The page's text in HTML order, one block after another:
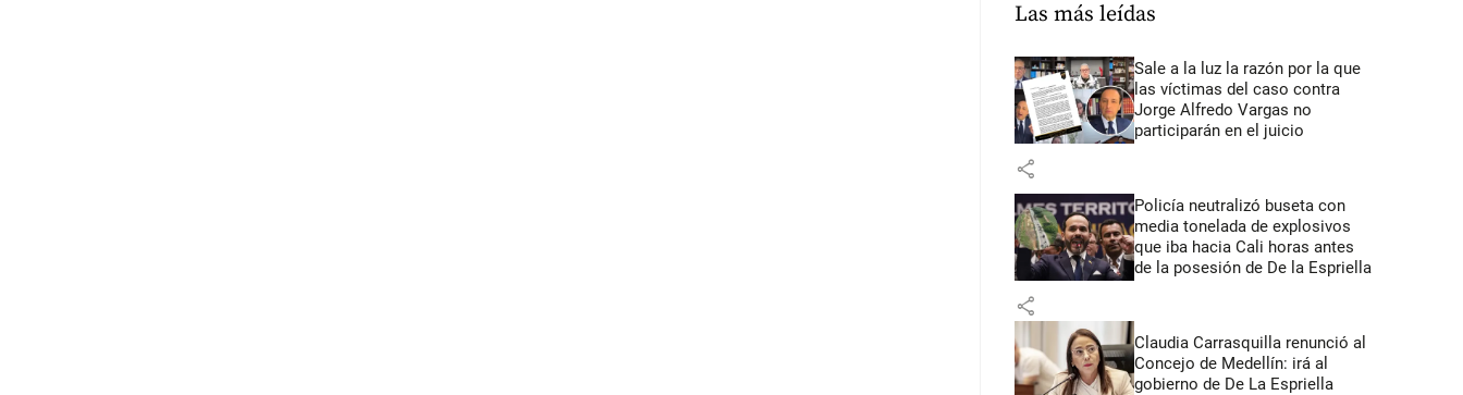
Las más leídas
Sale a la luz la razón por la que
las víctimas del caso contra
Jorge Alfredo Vargas no
participarán en el juicio
share
Policía neutralizó buseta con
media tonelada de explosivos
que iba hacia Cali horas antes
de la posesión de De la Espriella
share
Claudia Carrasquilla renunció al
Concejo de Medellín: irá al
gobierno de De La Espriella